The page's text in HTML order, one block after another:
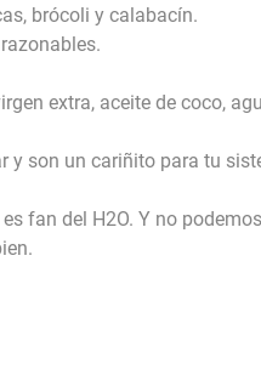
brócoli y calabacín.
extra, aceite de coco,
y son un cariñito para tu
fan del H2O. Y no